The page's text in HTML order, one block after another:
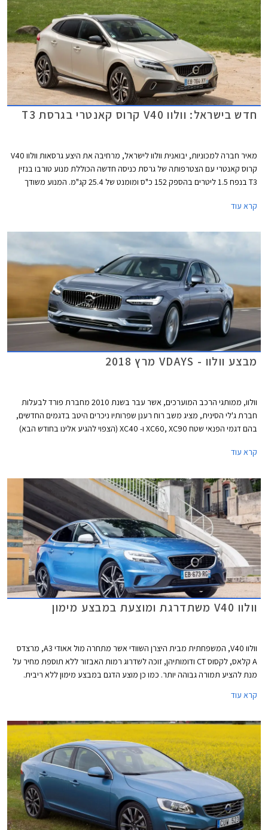
חדש בישראל: וולוו V40 קרוס קאנטרי בגרסת T3
מאיר חברה למכוניות, יבואנית וולוו לישראל, מרחיבה את היצע גרסאות וולוו V40
קרוס קאנטרי עם הצטרפותה של גרסת כניסה חדשה הכוללת מנוע טורבו בנזין
T3 בנפח 1.5 ליטרים בהספק 152 כ"ס ומומנט של 25.4 קג"מ. המנוע משודך
קמ"ש תוך 8.5 שניות ומהירות מירבית של 210 קמ"ש.
קרא עוד
מבצע וולוו - VDAYS מרץ 2018
וולוו, ממותגי הרכב המוערכים, אשר עבר בשנת 2010 מחברת פורד לבעלות
חברת ג'לי הסינית, מציג משב רוח רענן שפרותיו ניכרים היטב בדגמים החדשים,
בהם דגמי הפנאי שטח XC60, XC90 ו- XC40 (הצפוי להגיע אלינו בחודש הבא)
דגמים ההופכים למובילים בקטגוריות הרכב השונות. ניתן לייחס חלק מההצלחה
לעובדה שבעלת הבית החדשה השאירה לוולוו עצמאות בתכנון דגמים חדשים
תוך סיוע במימון פרויקטים המצריכים השקעות הון גדולות.
קרא עוד
וולוו V40 משתדרגת ומוצעת במבצע מימון
וולוו V40, המשפחתית מבית היצרן השוודי אשר מתחרה מול אאודי A3, מרצדס
A קלאס, לקסוס CT ודומותיהן, זוכה לשדרוג רמות האבזור ללא תוספת מחיר על
מנת להציע תמורה גבוהה יותר. כמו כן מוצע הדגם במבצע מימון ללא ריבית.
קרא עוד